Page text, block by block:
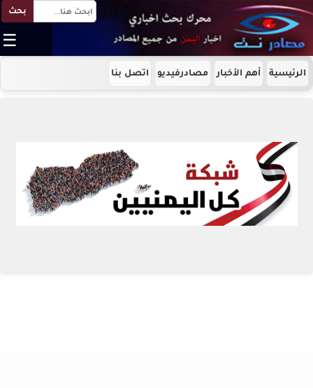
بحث
☰
الرئيسية أهم الأخبار مصادرفيديو اتصل بنا